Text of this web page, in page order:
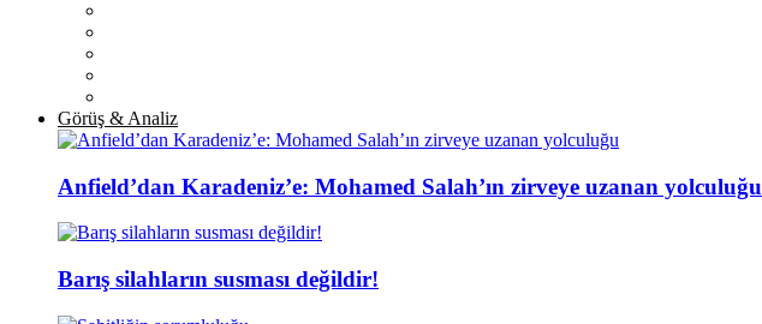
Görüş & Analiz
Anfield’dan Karadeniz’e: Mohamed Salah’ın zirveye uzanan yolculuğu
Barış silahların susması değildir!